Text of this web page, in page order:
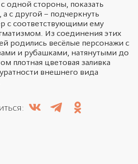
одной стороны, показать
с другой – подчеркнуть
с соответствующими ему
Из соединения этих
родились весёлые персонажи с
и рубашками, натянутыми до
плотная цветовая заливка
внешнего вида